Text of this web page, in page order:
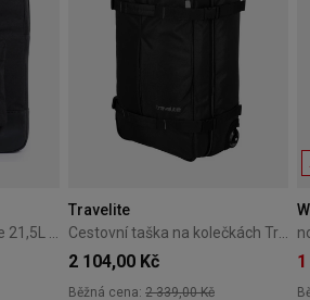
Travelite
2 104,00 Kč
Běžná cena: 2 339,00 Kč